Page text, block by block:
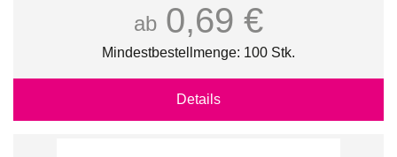
ab 0,69 €
Mindestbestellmenge: 100 Stk.
Details